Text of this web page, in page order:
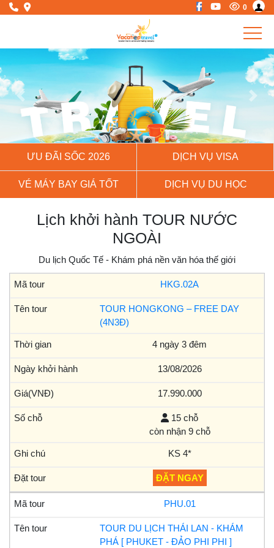
0
Previous Next
ƯU ĐÃI SỐC 2026 DỊCH VỤ VISA
VÉ MÁY BAY GIÁ TỐT DỊCH VỤ DU HỌC
Lịch khởi hành TOUR NƯỚC
NGOÀI
Du lịch Quốc Tế - Khám phá nền văn hóa thế giới
HKG.02A
TOUR HONGKONG – FREE DAY
(4N3Đ)
4 ngày 3 đêm
13/08/2026
17.990.000
15 chỗ
còn nhận 9 chỗ
KS 4*
ĐẶT NGAY
PHU.01
TOUR DU LỊCH THÁI LAN - KHÁM
PHÁ [ PHUKET - ĐẢO PHI PHI ]